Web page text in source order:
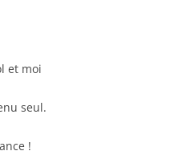
et moi
seul.
!